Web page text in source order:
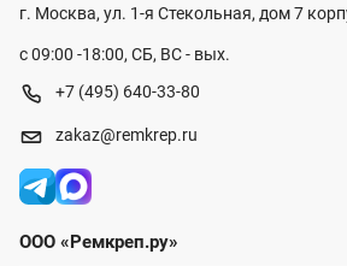
г. Москва, ул. 1-я Стекольная, дом 7
с 09:00 -18:00, СБ, ВС - вых.
+7 (495) 640-33-80
zakaz@remkrep.ru
ООО «Ремкреп.ру»